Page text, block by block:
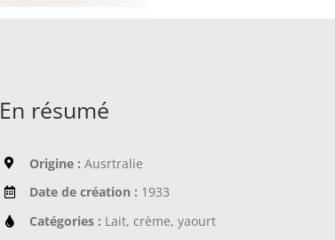
En résumé
Origine : Ausrtralie
Date de création : 1933
Catégories : Lait, crème, yaourt